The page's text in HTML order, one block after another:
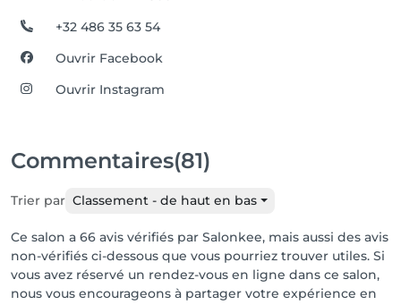
+32 486 35 63 54
Ouvrir Facebook
Ouvrir Instagram
Commentaires(81)
Trier par Classement - de haut en bas
Ce salon a 66 avis vérifiés par Salonkee, mais aussi des avis
non-vérifiés ci-dessous que vous pourriez trouver utiles. Si
vous avez réservé un rendez-vous en ligne dans ce salon,
nous vous encourageons à partager votre expérience en